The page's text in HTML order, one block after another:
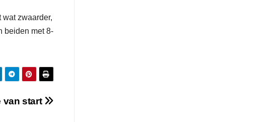
wat zwaarder,
beiden met 8-
van start